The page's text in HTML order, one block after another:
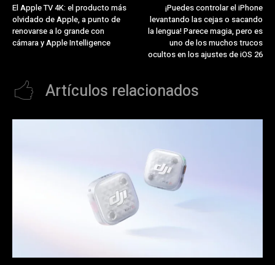
El Apple TV 4K: el producto más
olvidado de Apple, a punto de
renovarse a lo grande con
cámara y Apple Intelligence
¡Puedes controlar el iPhone
levantando las cejas o sacando
la lengua! Parece magia, pero es
uno de los muchos trucos
ocultos en los ajustes de iOS 26
Artículos relacionados